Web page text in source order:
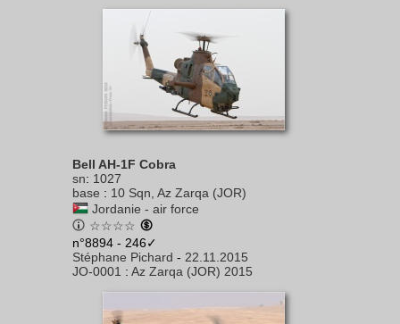
Bell AH-1F Cobra
sn: 1027
base : 10 Sqn, Az Zarqa (JOR)
Jordanie - air force
☆☆☆☆
n°8894 - 246✓
Stéphane Pichard - 22.11.2015
JO-0001 : Az Zarqa (JOR) 2015